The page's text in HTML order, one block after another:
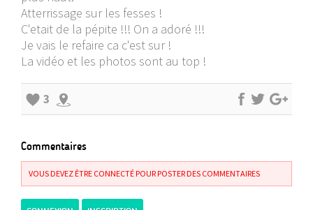
Atterrissage sur les fesses !
C'etait de la pépite !!! On a adoré !!!
Je vais le refaire ca c'est sur !
La vidéo et les photos sont au top !
3
Commentaires
VOUS DEVEZ ÊTRE CONNECTÉ POUR POSTER DES COMMENTAIRES